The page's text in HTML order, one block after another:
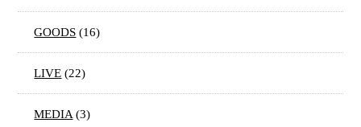
GOODS (16)
LIVE (22)
MEDIA(3)